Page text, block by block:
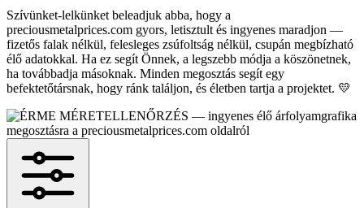
Szívünket-lelkünket beleadjuk abba, hogy a
preciousmetalprices.com gyors, letisztult és ingyenes maradjon —
fizetős falak nélkül, felesleges zsúfoltság nélkül, csupán megbízható
élő adatokkal. Ha ez segít Önnek, a legszebb módja a köszönetnek,
ha továbbadja másoknak. Minden megosztás segít egy
befektetőtársnak, hogy ránk találjon, és életben tartja a projektet. 💛